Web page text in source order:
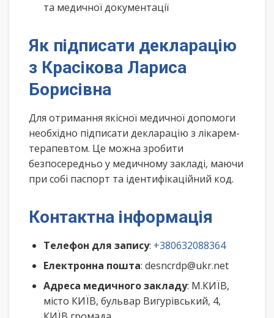
та медичної документації
Як підписати декларацію
з Красікова Лариса
Борисівна
Для отримання якісної медичної допомоги
необхідно підписати декларацію з лікарем-
терапевтом. Це можна зробити
безпосередньо у медичному закладі, маючи
при собі паспорт та ідентифікаційний код.
Контактна інформація
Телефон для запису: +380632088364
Електронна пошта: desncrdp@ukr.net
Адреса медичного закладу: М.КИЇВ,
місто КИЇВ, бульвар Вигурівський, 4,